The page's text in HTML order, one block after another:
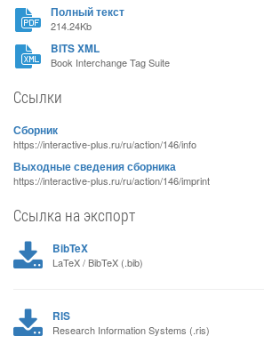
Полный текст
214.24Kb
BITS XML
Book Interchange Tag Suite
Ссылки
Сборник
https://interactive-plus.ru/ru/action/146/info
Выходные сведения сборника
https://interactive-plus.ru/ru/action/146/imprint
Ссылка на экспорт
BibTeX
LaTeX / BibTeX (.bib)
RIS
Research Information Systems (.ris)